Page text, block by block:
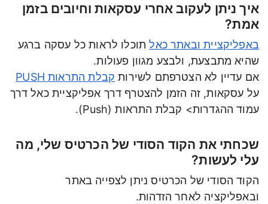
איך ניתן לעקוב אחרי עסקאות וחיובים בזמן
אמת?
באפליקציית ובאתר כאלתוכלו לראות כל עסקה ברגע
שהיא מתבצעת, ולבצע מגוון פעולות.
אם עדיין לא הצטרפתם לשירות קבלת התראות PUSH
על עסקאות, זה הזמן להצטרף דרך אפליקציית כאל דרך
עמוד ההגדרות> קבלת התראות (Push).
שכחתי את הקוד הסודי של הכרטיס שלי, מה
עלי לעשות?
הקוד הסודי של הכרטיס ניתן לצפייה באתר
ובאפליקציה לאחר הזדהות.